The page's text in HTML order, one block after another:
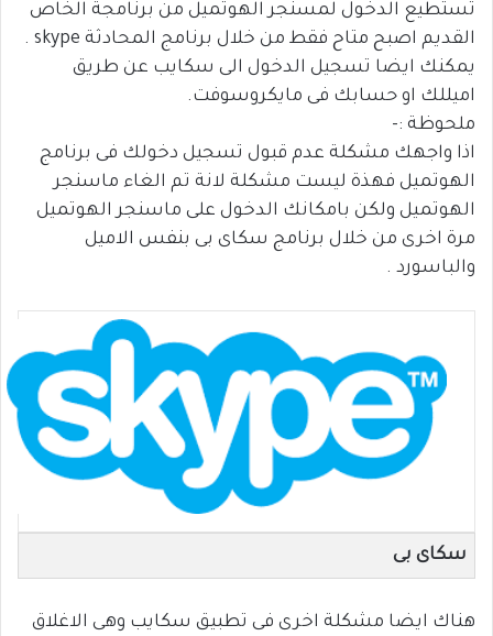
تستطيع الدخول لمسنجر الهوتميل من برنامجة الخاص
القديم اصبح متاح فقط من خلال برنامج المحادثة skype .
يمكنك ايضا تسجيل الدخول الى سكايب عن طريق
اميللك او حسابك فى مايكروسوفت.
ملحوظة :-
اذا واجهك مشكلة عدم قبول تسجيل دخولك فى برنامج
الهوتميل فهذة ليست مشكلة لانة تم الغاء ماسنجر
الهوتميل ولكن بامكانك الدخول على ماسنجر الهوتميل
مرة اخرى من خلال برنامج سكاى بى بنفس الاميل
والباسورد .
سكاى بى
هناك ايضا مشكلة اخرى فى تطبيق سكايب وهى الاغلاق